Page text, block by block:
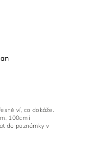
ví, co dokáže.
100cm i
do poznámky v